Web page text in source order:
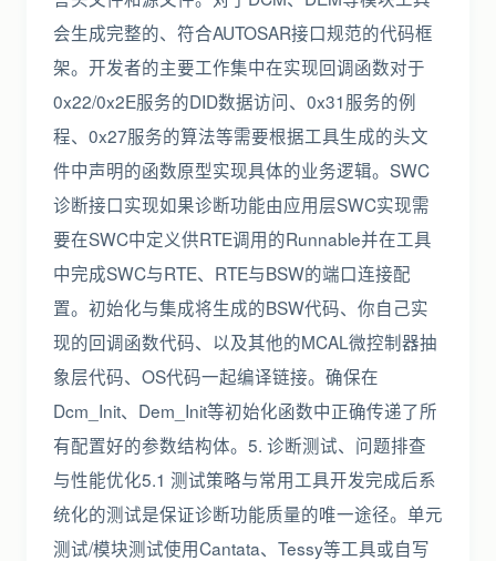
会生成完整的、符合AUTOSAR接口规范的代码框
架。开发者的主要工作集中在实现回调函数对于
0x22/0x2E服务的DID数据访问、0x31服务的例
程、0x27服务的算法等需要根据工具生成的头文
件中声明的函数原型实现具体的业务逻辑。SWC
诊断接口实现如果诊断功能由应用层SWC实现需
要在SWC中定义供RTE调用的Runnable并在工具
中完成SWC与RTE、RTE与BSW的端口连接配
置。初始化与集成将生成的BSW代码、你自己实
现的回调函数代码、以及其他的MCAL微控制器抽
象层代码、OS代码一起编译链接。确保在
Dcm_Init、Dem_Init等初始化函数中正确传递了所
有配置好的参数结构体。5. 诊断测试、问题排查
与性能优化5.1 测试策略与常用工具开发完成后系
统化的测试是保证诊断功能质量的唯一途径。单元
测试/模块测试使用Cantata、Tessy等工具或自写